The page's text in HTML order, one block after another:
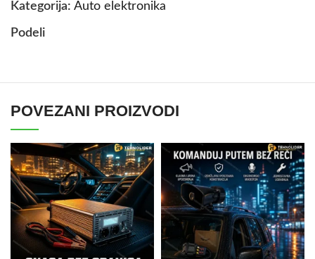
Kategorija: Auto elektronika
Podeli
POVEZANI PROIZVODI